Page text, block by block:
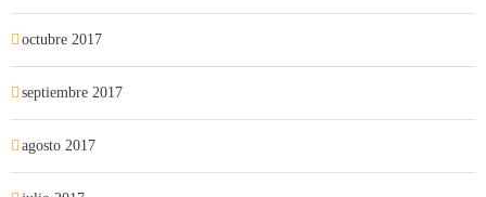
octubre 2017
septiembre 2017
agosto 2017